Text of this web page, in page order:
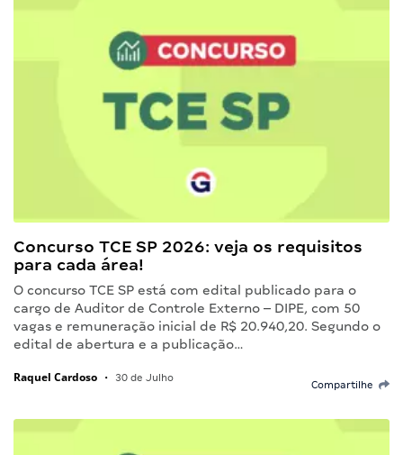
Concurso TCE SP 2026: veja os requisitos
para cada área!
O concurso TCE SP está com edital publicado para o
cargo de Auditor de Controle Externo – DIPE, com 50
vagas e remuneração inicial de R$ 20.940,20. Segundo o
edital de abertura e a publicação…
Raquel Cardoso • 30 de Julho
Compartilhe